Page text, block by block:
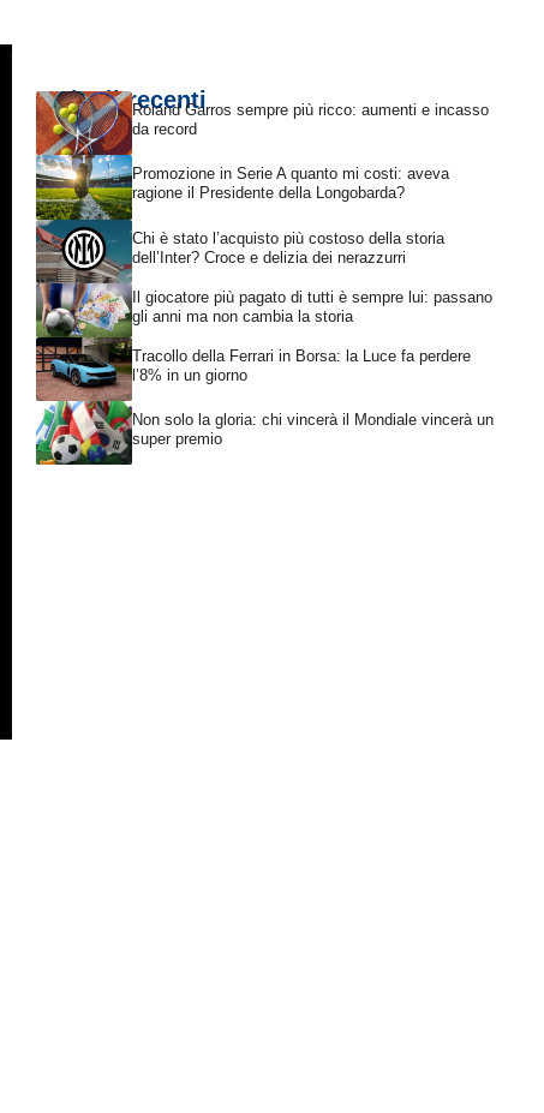
Articoli recentiRoland Garros sempre più ricco: aumenti e incasso
da record
Promozione in Serie A quanto mi costi: aveva
ragione il Presidente della Longobarda?
Chi è stato l’acquisto più costoso della storia
dell’Inter? Croce e delizia dei nerazzurri
Il giocatore più pagato di tutti è sempre lui: passano
gli anni ma non cambia la storia
Tracollo della Ferrari in Borsa: la Luce fa perdere
l’8% in un giorno
Non solo la gloria: chi vincerà il Mondiale vincerà un
super premio